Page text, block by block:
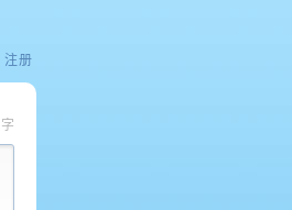
注册
字